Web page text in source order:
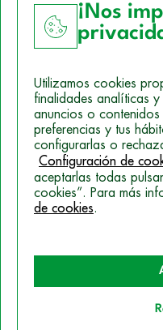
Política de Cookies
Mapa del sitio
Politica de Privacidad
© 2026 Campus Training
¡Nos
Utilizamos cookies
finalidades analíticas
anuncios o
preferencias y tus
configurarlas o
Configuración de
aceptarlas todas
cookies”. Para más
de cookies.